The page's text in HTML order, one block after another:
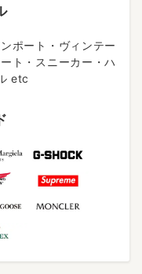
ポート・ヴィンテー
ト・スニーカー・ハ
etc